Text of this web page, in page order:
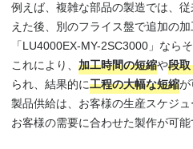
例えば、複雑な部品の製造では、
えた後、別のフライス盤で追加の
「LU4000EX-MY-2SC3000」なら
これにより、 加工時間の短縮や段取
られ、結果的に工程の大幅な短縮が
製品供給は、お客様の生産スケジュ
お客様の需要に合わせた製作が可能